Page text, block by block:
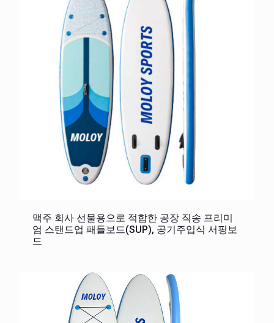
맥주 회사 선물용으로 적합한 공장 직송 프리미
엄 스탠드업 패들보드(SUP), 공기주입식 서핑보
드